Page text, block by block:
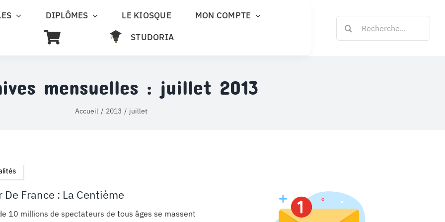
DIPLÔMES LE KIOSQUE
MON COMPTE
STUDORIA
mensuelles : juillet 2013
Accueil 2013 juillet
De France : La Centième
10 millions de spectateurs de tous âges se massent